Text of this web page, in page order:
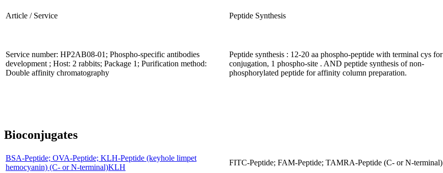
Article / Service Peptide Synthesis
Service number: HP2AB08-01; Phospho-specific antibodies
development ; Host: 2 rabbits; Package 1; Purification method:
Double affinity chromatography
Peptide synthesis : 12-20 aa phospho-peptide with terminal cys for
conjugation, 1 phospho-site . AND peptide synthesis of non-
phosphorylated peptide for affinity column preparation.
Bioconjugates
BSA-Peptide; OVA-Peptide; KLH-Peptide (keyhole limpet
hemocyanin) (C- or N-terminal)KLH
FITC-Peptide; FAM-Peptide; TAMRA-Peptide (C- or N-terminal)